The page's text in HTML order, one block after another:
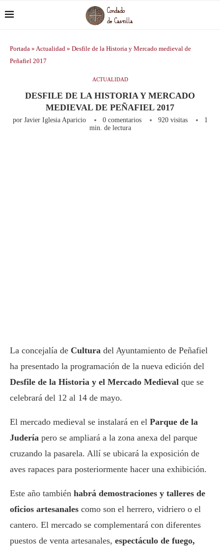
Portada » Actualidad » Desfile de la Historia y Mercado medieval de
Peñafiel 2017
ACTUALIDAD
DESFILE DE LA HISTORIA Y MERCADO
MEDIEVAL DE PEÑAFIEL 2017
por Javier Iglesia Aparicio 0 comentarios 920visitas
1
min. de lectura
La concejalía de Cultura del Ayuntamiento de Peñafiel
ha presentado la programación de la nueva edición del
Desfile de la Historia y el Mercado Medieval que se
celebrará del 12 al 14 de mayo.
El mercado medieval se instalará en el Parque de la
Judería pero se ampliará a la zona anexa del parque
cruzando la pasarela. Allí se ubicará la exposición de
aves rapaces para posteriormente hacer una exhibición.
Este año también habrá demostraciones y talleres de
oficios artesanales como son el herrero, vidriero o el
cantero. El mercado se complementará con diferentes
puestos de venta artesanales, espectáculo de fuego,